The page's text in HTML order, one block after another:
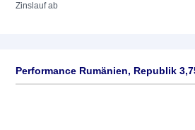
Zinslauf ab
Performance Rumänien, Republik